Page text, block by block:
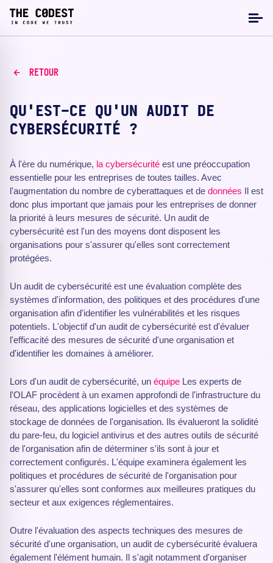
RETOUR
QU'EST-CE QU'UN AUDIT DE
CYBERSÉCURITÉ ?
À l'ère du numérique, la cybersécurité est une préoccupation
essentielle pour les entreprises de toutes tailles. Avec
l'augmentation du nombre de cyberattaques et de données Il est
donc plus important que jamais pour les entreprises de donner
la priorité à leurs mesures de sécurité. Un audit de
cybersécurité est l'un des moyens dont disposent les
organisations pour s'assurer qu'elles sont correctement
protégées.
Un audit de cybersécurité est une évaluation complète des
systèmes d'information, des politiques et des procédures d'une
organisation afin d'identifier les vulnérabilités et les risques
potentiels. L'objectif d'un audit de cybersécurité est d'évaluer
l'efficacité des mesures de sécurité d'une organisation et
d'identifier les domaines à améliorer.
Lors d'un audit de cybersécurité, un équipe Les experts de
l'OLAF procèdent à un examen approfondi de l'infrastructure du
réseau, des applications logicielles et des systèmes de
stockage de données de l'organisation. Ils évalueront la solidité
du pare-feu, du logiciel antivirus et des autres outils de sécurité
de l'organisation afin de déterminer s'ils sont à jour et
correctement configurés. L'équipe examinera également les
politiques et procédures de sécurité de l'organisation pour
s'assurer qu'elles sont conformes aux meilleures pratiques du
secteur et aux exigences réglementaires.
Outre l'évaluation des aspects techniques des mesures de
sécurité d'une organisation, un audit de cybersécurité évaluera
également l'élément humain. Il s'agit notamment d'organiser